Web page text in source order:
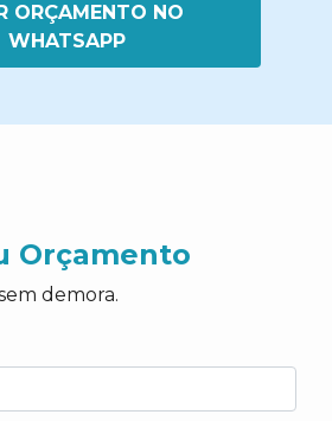
ORÇAMENTO NO
WHATSAPP
Orçamento
demora.